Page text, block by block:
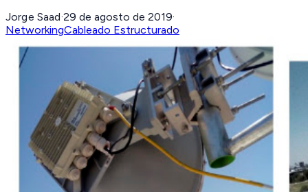
Jorge Saad·29 de agosto de 2019·
NetworkingCableado Estructurado